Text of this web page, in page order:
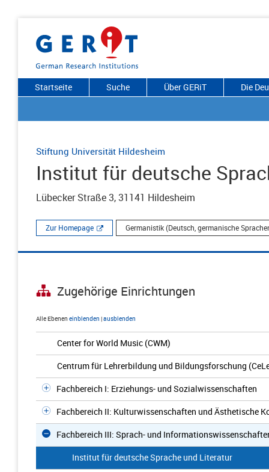
Startseite Suche Über GERiT Die
Stiftung Universität Hildesheim
Institut für deutsche
Lübecker Straße 3, 31141 Hildesheim
Zur Homepage Germanistik (Deutsch, germanische
Zugehörige Einrichtungen
Alle Ebenen einblenden |ausblenden
Center for World Music (CWM)
Centrum für Lehrerbildung und Bildungsforschung
Fachbereich I: Erziehungs- und Sozialwissenschaften
Fachbereich II: Kulturwissenschaften und Ästhetische
Fachbereich III: Sprach- und
Institut für deutsche Sprache und Literatur